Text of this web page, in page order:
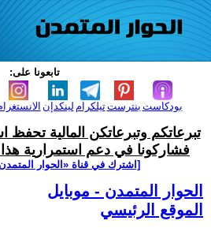
تابعونا على:
لينكدإن تيلكرامبنترست بودكاست
تبرعاتكم وتبرعاتكن المالية تحفظ
فشاركونا في دعم استمرارية هذا
[اشترك في قناة ‫«الحوار
الحوار المتمدن - موبايل
الموقع الرئيسي